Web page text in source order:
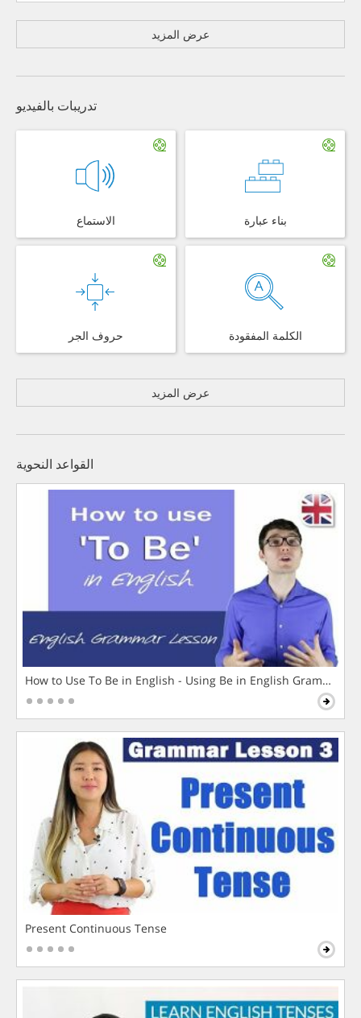
عرض المزيد
تدريبات بالفيديو
الاستماع بناء عبارة
حروف الجر الكلمة المفقودة
عرض المزيد
القواعد النحوية
How to Use To Be in English - Using Be in English Grammar
Present Continuous Tense